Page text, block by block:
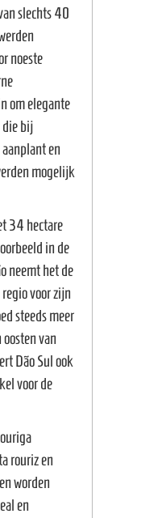
slechts 40
noeste
om elegante
die bij
en
mogelijk
34 hectare
in de
neemt het de
voor zijn
steeds meer
van
Dão Sul ook
voor de
rouriz en
worden
en